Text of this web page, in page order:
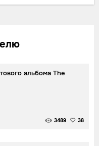
альбома The
3489 38